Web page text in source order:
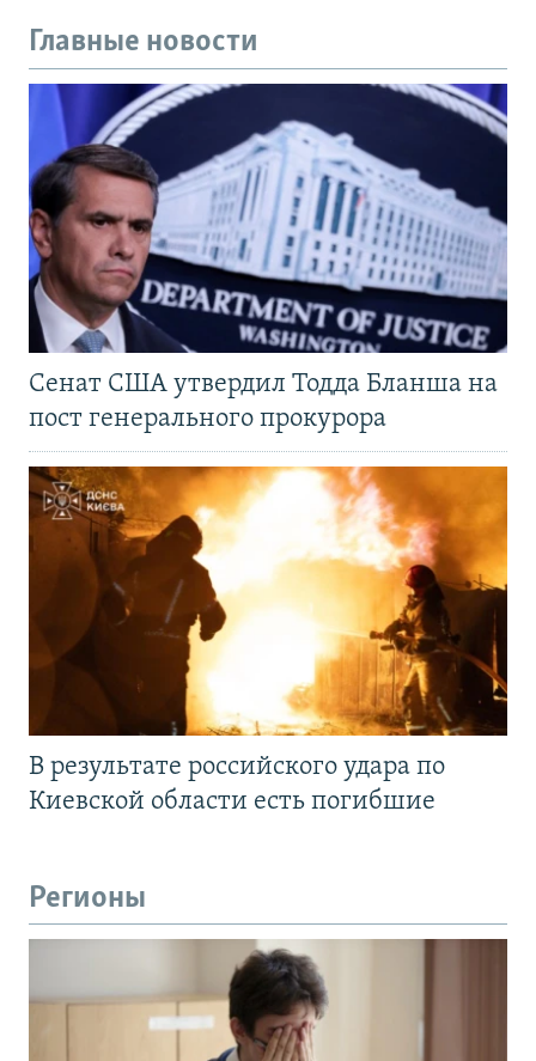
Главные новости
Сенат США утвердил Тодда Бланша на
пост генерального прокурора
В результате российского удара по
Киевской области есть погибшие
Регионы